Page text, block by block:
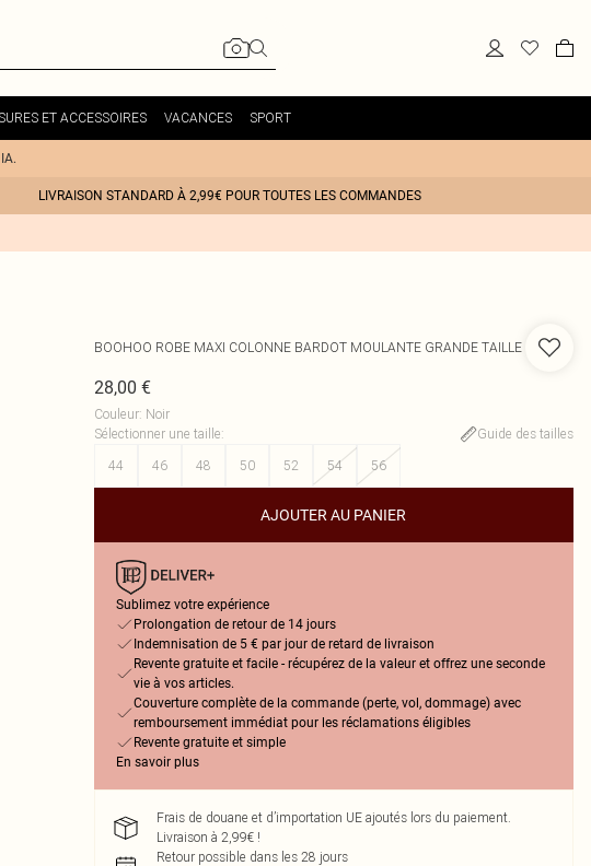
ET ACCESSOIRES VACANCES SPORT
LIVRAISON STANDARD À 2,99€ POUR TOUTES LES COMMANDES
BOOHOO ROBE MAXI COLONNE BARDOT MOULANTE GRANDE TAILLE
28,00 €
Couleur: Noir
Sélectionner une taille:
Guide des tailles
44
46 48 50 52 54 56
AJOUTER AU PANIER
Sublimez votre expérience
Prolongation de retour de 14 jours
Indemnisation de 5 € par jour de retard de livraison
Revente gratuite et facile - récupérez de la valeur et offrez une seconde
vie à vos articles.
Couverture complète de la commande (perte, vol, dommage) avec
remboursement immédiat pour les réclamations éligibles
Revente gratuite et simple
En savoir plus
Frais de douane et d’importation UE ajoutés lors du paiement.
Livraison à 2,99€ !
Retour possible dans les 28 jours